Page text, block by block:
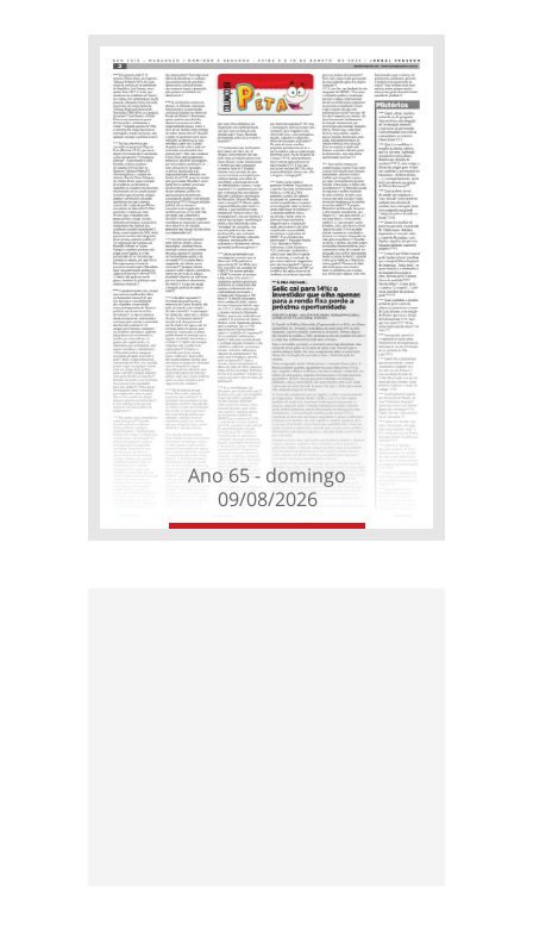
Ano 65 - domingo
09/08/2026